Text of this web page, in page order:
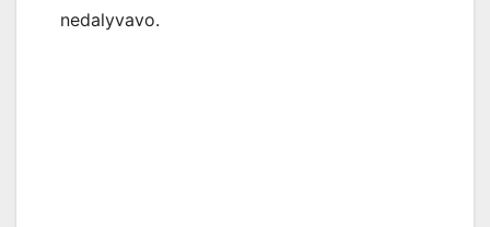
nedalyvavo.